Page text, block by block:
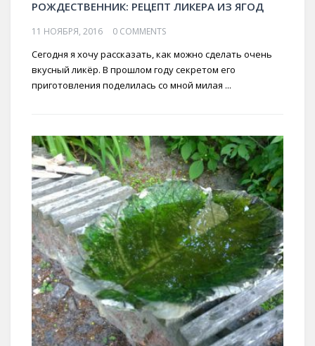
РОЖДЕСТВЕННИК: РЕЦЕПТ ЛИКЕРА ИЗ ЯГОД
11 НОЯБРЯ, 2016 0 COMMENTS
Сегодня я хочу рассказать, как можно сделать очень
вкусный ликёр. В прошлом году секретом его
приготовления поделилась со мной милая ...